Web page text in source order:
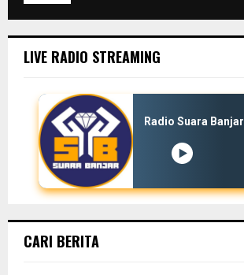
LIVE RADIO STREAMING
Radio Suara Banjar
CARI BERITA